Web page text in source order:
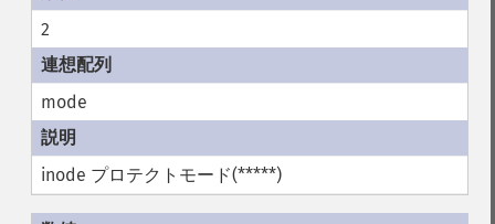
2
mode
inode プロテクトモード(*****)